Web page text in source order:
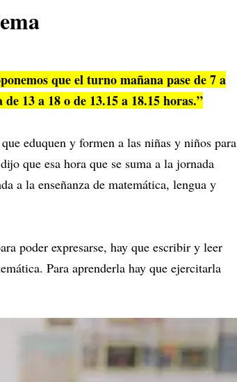
que el turno mañana pase de 7 a
13 a 18 o de 13.15 a 18.15 horas.”
eduquen y formen a las niñas y niños para
que esa hora que se suma a la jornada
a la enseñanza de matemática, lengua y
poder expresarse, hay que escribir y leer
Para aprenderla hay que ejercitarla